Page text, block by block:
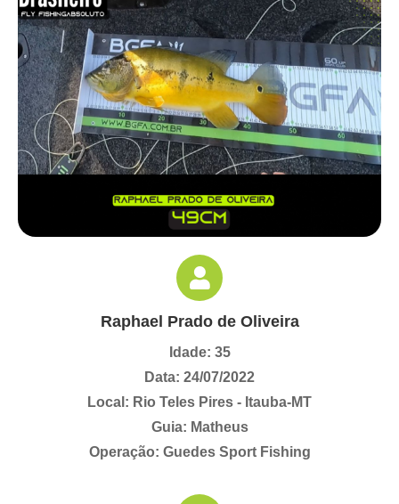
Raphael Prado de Oliveira
Idade: 35
Data: 24/07/2022
Local: Rio Teles Pires - Itauba-MT
Guia: Matheus
Operação: Guedes Sport Fishing